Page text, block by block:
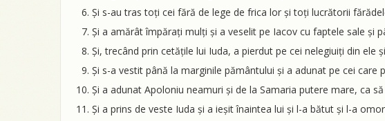
Și s-au tras toți cei fără de lege de frica lor și toți lucrătorii
Și a amărât împărați mulți și a veselit pe Iacov cu faptele sale și
Și, trecând prin cetățile lui Iuda, a pierdut pe cei nelegiuiți din ele
Și s-a vestit până la marginile pământului și a adunat pe cei care
Și a adunat Apoloniu neamuri și de la Samaria putere mare, ca
Și a prins de veste Iuda și a ieșit înaintea lui și l-a bătut și l-a